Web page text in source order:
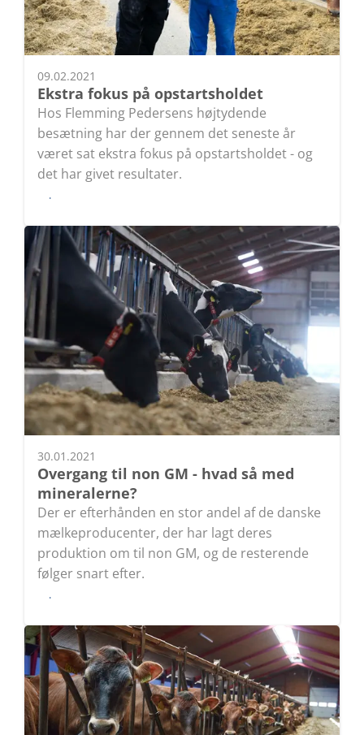
09.02.2021
Ekstra fokus på opstartsholdet
Hos Flemming Pedersens højtydende
besætning har der gennem det seneste år
været sat ekstra fokus på opstartsholdet - og
det har givet resultater.
Læs
30.01.2021
Overgang til non GM - hvad så med
mineralerne?
Der er efterhånden en stor andel af de danske
mælkeproducenter, der har lagt deres
produktion om til non GM, og de resterende
følger snart efter.
Læs